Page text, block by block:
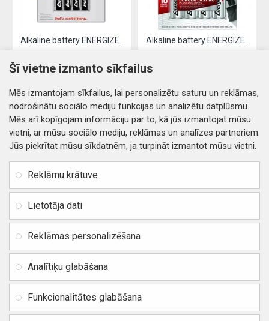
Kontakti
Distances līgums
Privātuma politika
Preču un naudas atgriešana
Piegādes un apmaksa
Vietnes karte
Rekvizīti
Jur. adrese: Zasulauka iela
Reģ. Nr. 40103717618,
BIC / SWIFT: HABALV22
TEl.: +371 20219155
E-pasts:info@mobipart.eu
Šī vietne izmanto sīkfailus
Mēs izmantojam sīkfailus, lai personalizētu saturu un reklāmas,
nodrošinātu sociālo mediju funkcijas un analizētu datplūsmu.
Mēs arī kopīgojam informāciju par to, kā jūs izmantojat mūsu
vietni, ar mūsu sociālo mediju, reklāmas un analīzes partneriem.
Jūs piekrītat mūsu sīkdatnēm, ja turpināt izmantot mūsu vietni.
Reklāmu krātuve
Lietotāja dati
Reklāmas personalizēšana
Analītiķu glabāšana
Funkcionalitātes glabāšana